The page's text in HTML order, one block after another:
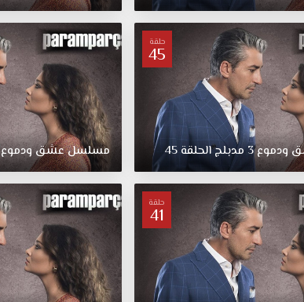
حلقة
45
ودموع3 مدبلجالحلقة45 مسلسلعشقودموع
حلقة
41